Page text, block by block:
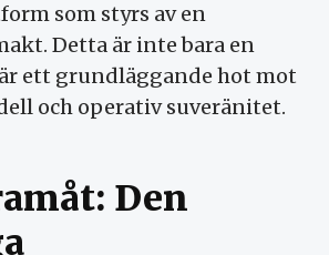
som styrs av en
Detta är inte bara en
ett grundläggande hot mot
och operativ suveränitet.
Den